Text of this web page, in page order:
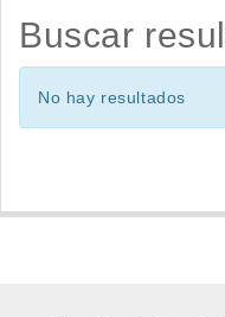
Buscar
No hay resultados